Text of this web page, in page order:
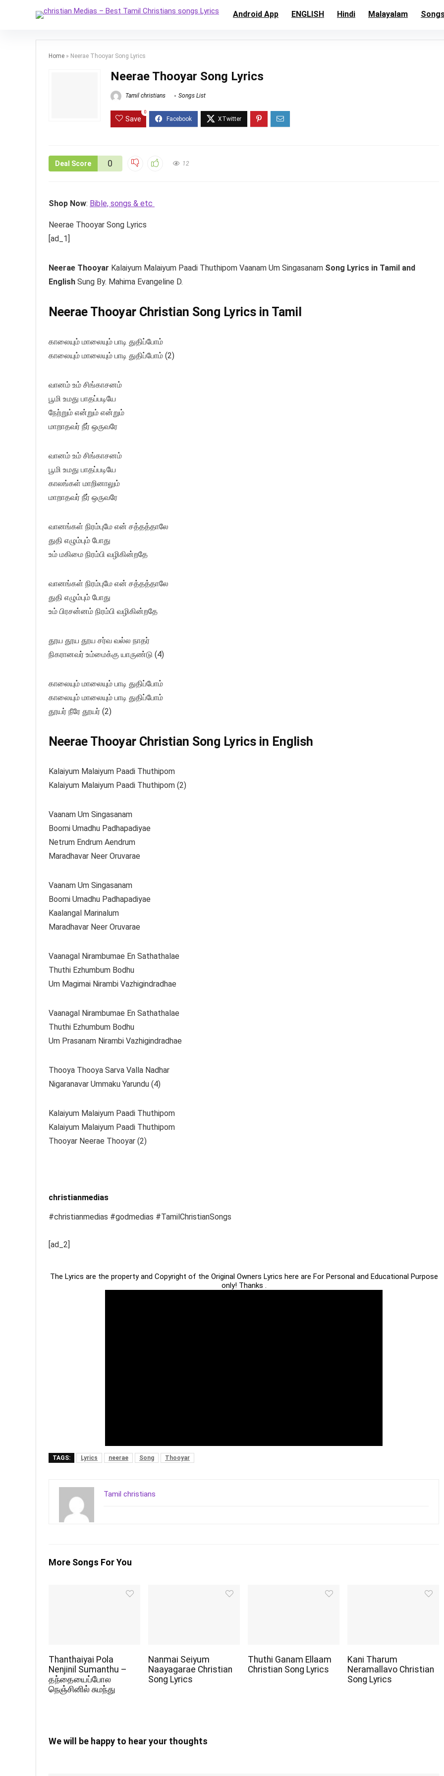
Android App ENGLISH Hindi Malayalam
Home » Neerae Thooyar Song Lyrics
Neerae Thooyar Song Lyrics
Tamil christians Songs List
Save
0
Deal Score 0 12
Shop Now: Bible, songs & etc
Neerae Thooyar Song Lyrics
[ad_1]
Neerae Thooyar Kalaiyum Malaiyum Paadi Thuthipom Vaanam Um Singasanam Song Lyrics in Tamil and
English Sung By. Mahima Evangeline D.
Neerae Thooyar Christian Song Lyrics in Tamil
காலையும் மாலையும் பாடி துதிப்போம்
காலையும் மாலையும் பாடி துதிப்போம் (2)
வானம் உம் சிங்காசனம்
பூமி உமது பாதப்படியே
நேற்றும் என்றும் என்றும்
மாறாதவர் நீர் ஒருவரே
வானம் உம் சிங்காசனம்
பூமி உமது பாதப்படியே
காலங்கள் மாறினாலும்
மாறாதவர் நீர் ஒருவரே
வானங்கள் நிரம்புமே என் சத்தத்தாலே
துதி எழும்பும் போது
உம் மகிமை நிரம்பி வழிகின்றதே
வானங்கள் நிரம்புமே என் சத்தத்தாலே
துதி எழும்பும் போது
உம் பிரசன்னம் நிரம்பி வழிகின்றதே
தூய தூய தூய சர்வ வல்ல நாதர்
நிகரானவர் உம்மைக்கு யாருண்டு (4)
காலையும் மாலையும் பாடி துதிப்போம்
காலையும் மாலையும் பாடி துதிப்போம்
தூயர் நீரே தூயர் (2)
Neerae Thooyar Christian Song Lyrics in English
Kalaiyum Malaiyum Paadi Thuthipom
Kalaiyum Malaiyum Paadi Thuthipom (2)
Vaanam Um Singasanam
Boomi Umadhu Padhapadiyae
Netrum Endrum Aendrum
Maradhavar Neer Oruvarae
Vaanam Um Singasanam
Boomi Umadhu Padhapadiyae
Kaalangal Marinalum
Maradhavar Neer Oruvarae
Vaanagal Nirambumae En Sathathalae
Thuthi Ezhumbum Bodhu
Um Magimai Nirambi Vazhigindradhae
Vaanagal Nirambumae En Sathathalae
Thuthi Ezhumbum Bodhu
Um Prasanam Nirambi Vazhigindradhae
Thooya Thooya Sarva Valla Nadhar
Nigaranavar Ummaku Yarundu (4)
Kalaiyum Malaiyum Paadi Thuthipom
Kalaiyum Malaiyum Paadi Thuthipom
Thooyar Neerae Thooyar (2)
christianmedias
#christianmedias #godmedias #TamilChristianSongs
[ad_2]
The Lyrics are the property and Copyright of the Original Owners Lyrics here are For Personal and Educational Purpose
only! Thanks .
TAGS: Lyrics neerae Song Thooyar
Tamil christians
More Songs For You
Thanthaiyai Pola
Nenjinil Sumanthu –
தந்தையைப்போல
நெஞ்சினில் சுமந்து
Nanmai Seiyum
Naayagarae Christian
Song Lyrics
Thuthi Ganam Ellaam
Christian Song Lyrics
Kani Tharum
Neramallavo Christian
Song Lyrics
We will be happy to hear your thoughts